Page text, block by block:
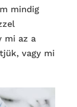
mindig
mi az a
vagy mi